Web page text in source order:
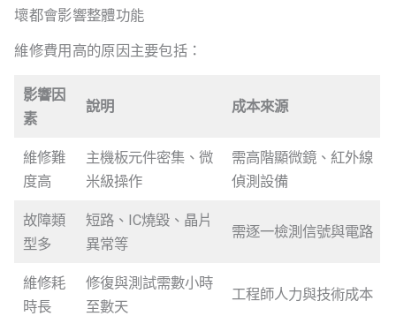
壞都會影響整體功能
維修費用高的原因主要包括：
影響因
素
說明 成本來源
維修難
度高
主機板元件密集、微
米級操作
需高階顯微鏡、紅外線
偵測設備
故障類
型多
短路、IC燒毀、晶片
異常等
需逐一檢測信號與電路
維修耗
時長
修復與測試需數小時
至數天
工程師人力與技術成本